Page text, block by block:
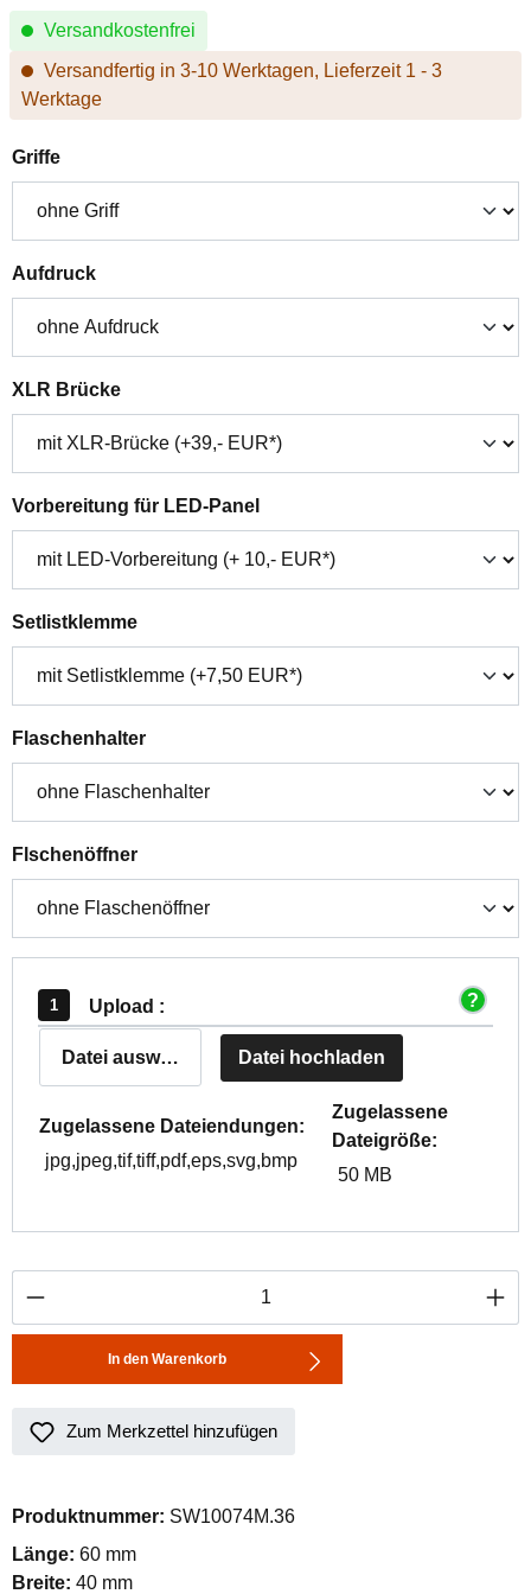
Versandkostenfrei
Versandfertig in 3-10 Werktagen, Lieferzeit 1 - 3
Werktage
Griffeauswählen
Aufdruckauswählen
XLR Brückeauswählen
Vorbereitung für LED-Panelauswählen
Setlistklemmeauswählen
Flaschenhalterauswählen
Flschenöffnerauswählen
Upload :
Datei auswählen Datei hochladen
Zugelassene Dateiendungen:
jpg,jpeg,tif,tiff,pdf,eps,svg,bmp
Zugelassene
Dateigröße:
50 MB
Produkt Anzahl: Gib den gewünschten
In den Warenkorb
Zum Merkzettel hinzufügen
Produktnummer: SW10074M.36
Länge: 60 mm
Breite: 40 mm